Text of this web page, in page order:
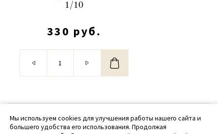
1/10
330 руб.
© 2020 - 2026 SamPack
Мы используем cookies для улучшения работы нашего сайта и
большего удобства его использования. Продолжая